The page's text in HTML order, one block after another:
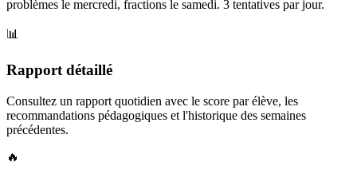
problèmes le mercredi, fractions le samedi. 3 tentatives par jour.
📊
Rapport détaillé
Consultez un rapport quotidien avec le score par élève, les
recommandations pédagogiques et l'historique des semaines
précédentes.
🔥